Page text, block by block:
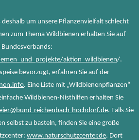
um unsere Pflanzenvielfalt schlecht
zum Thema Wildbienen erhalten Sie auf
aktion_wildbienen/.
bevorzugt, erfahren Sie auf der
. Eine Liste mit „Wildbienenpflanzen“
Wildbienen-Nisthilfen erhalten Sie
reichenbach-hochdorf.de. Falls Sie
selbst zu basteln, finden Sie eine große
www.naturschutzcenter.de. Dort